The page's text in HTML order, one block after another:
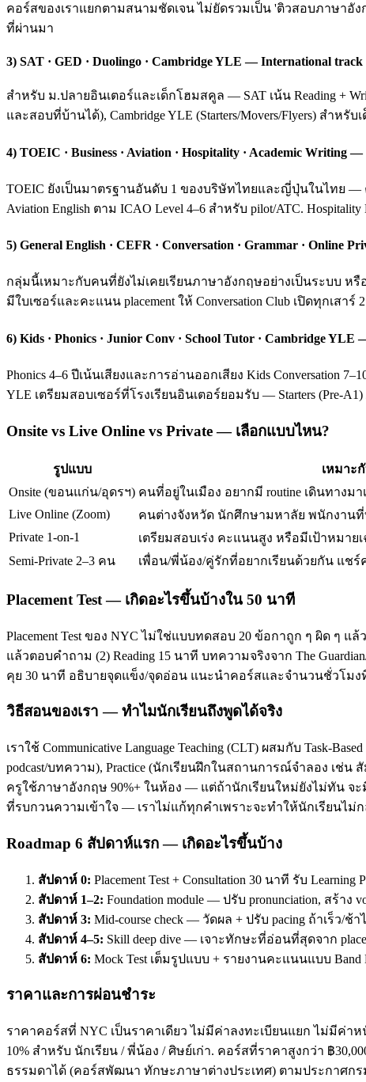
คอร์สของเราแยกตามสนามชัดเจน ไม่ยัดรวมเป็น 'ติวสอบภาษาอัง
ที่ผ่านมา
3) SAT · GED · Duolingo · Cambridge YLE — International track
สำหรับ ม.ปลายอินเตอร์และเด็กโฮมสคูล — SAT เน้น Reading +
และสอบที่บ้านได้), Cambridge YLE (Starters/Movers/Flyers) สำห
4) TOEIC · Business · Aviation · Hospitality · Academic Writing
TOEIC ยังเป็นมาตรฐานอันดับ 1 ของบริษัทไทยและญี่ปุ่นในไทย — ค
Aviation English ตาม ICAO Level 4–6 สำหรับ pilot/ATC.
5) General English · CEFR · Conversation · Grammar ·
กลุ่มนี้เหมาะกับคนที่ยังไม่เคยเรียนภาษาอังกฤษอย่างเป็นระบบ ห
มีใบเซอร์และคะแนน placement ให้ Conversation Club เปิดทุกเส
6) Kids · Phonics · Junior Conv · School Tutor · Cambridge
Phonics 4–6 ปีเน้นเสียงและการอ่านออกเสียง Kids Conversation
YLE เตรียมสอบเซอร์ที่โรงเรียนอินเตอร์ยอมรับ — Starters (Pre-
Onsite vs Live Online vs Private — เลือกแบบไหน?
รูปแบบ เหมาะ
Onsite (ขอนแก่น/อุดรฯ) คนที่อยู่ในเมือง อยากมี routine เดินทางม
Live Online (Zoom)
คนต่างจังหวัด นักศึกษามหาลัย พนักงานที่
Private 1-on-1
เตรียมสอบเร่ง คะแนนสูง หรือมีเป้าหมายเ
Semi-Private 2–3 คน
เพื่อน/พี่น้อง/คู่รักที่อยากเรียนด้วยกัน แชร์
Placement Test — เกิดอะไรขึ้นบ้างใน 50 นาที
Placement Test ของ NYC ไม่ใช่แบบทดสอบ 20 ข้อกาถูก ๆ ผิด ๆ
แล้วตอบคำถาม (2) Reading 15 นาที บทความจริงจาก The
คุย 30 นาที อธิบายจุดแข็ง/จุดอ่อน แนะนำคอร์สและจำนวนชั่วโม
วิธีสอนของเรา — ทำไมนักเรียนถึงพูดได้จริง
เราใช้ Communicative Language Teaching (CLT) ผสมกับ
podcast/บทความ), Practice (นักเรียนฝึกในสถานการณ์จำลอง เช่น
ครูใช้ภาษาอังกฤษ 90%+ ในห้อง — แต่ถ้านักเรียนใหม่ยังไม่ทัน จะ
ที่รบกวนความเข้าใจ — เราไม่แก้ทุกคำเพราะจะทำให้นักเรียนไม่
Roadmap 6 สัปดาห์แรก — เกิดอะไรขึ้นบ้าง
สัปดาห์ 0: Placement Test + Consultation 30 นาที รับ Learning
สัปดาห์ 1–2: Foundation module — ปรับ pronunciation, สร้าง
สัปดาห์ 3: Mid-course check — วัดผล + ปรับ pacing ถ้าเร็ว/ช้า
สัปดาห์ 4–5: Skill deep dive — เจาะทักษะที่อ่อนที่สุดจาก
สัปดาห์ 6: Mock Test เต็มรูปแบบ + รายงานคะแนนแบบ Band
ราคาและการผ่อนชำระ
ราคาคอร์สที่ NYC เป็นราคาเดียว ไม่มีค่าลงทะเบียนแยก ไม่มีค่า
10% สำหรับ นักเรียน / พี่น้อง / ศิษย์เก่า. คอร์สที่ราคาสูงกว่า ฿
ธรรมดาได้ (คอร์สพัฒนา ทักษะภาษาต่างประเทศ) ตามประกาศก